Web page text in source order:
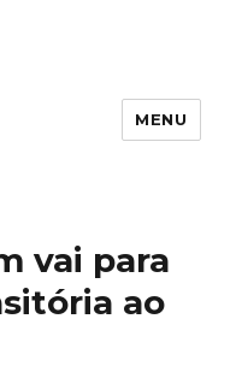
MENU
vai para
ao